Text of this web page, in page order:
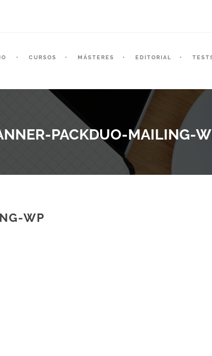
CURSOS MÁSTERES EDITORIAL
PACKDUO-MAILING-
WP